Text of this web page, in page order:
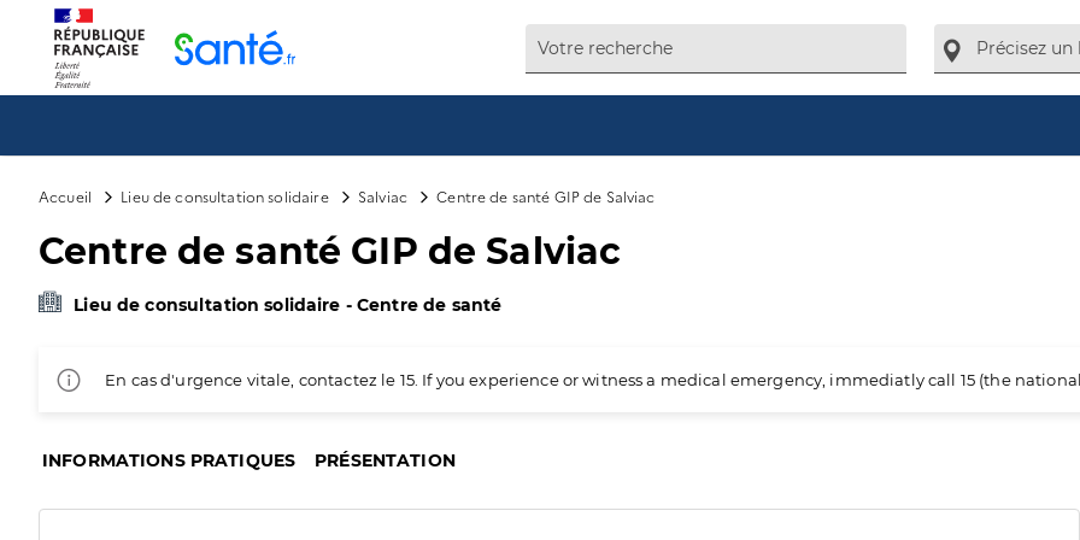
Accueil Lieu de consultation solidaire Salviac Centre de santé GIP de Salviac
Centre de santé GIP de Salviac
Lieu de consultation solidaire - Centre de santé
En cas d'urgence vitale, contactez le 15. If you experience or witness a medical emergency, immediatly call 15 (the
INFORMATIONS PRATIQUES PRÉSENTATION
Panneau de gestion des cookies